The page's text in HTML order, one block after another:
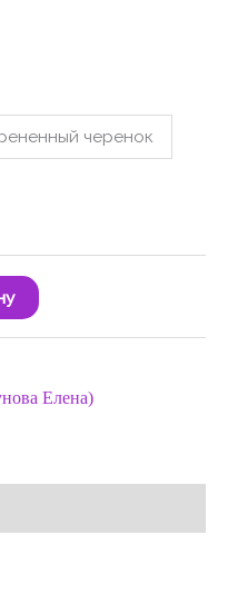
черенок
Елена)